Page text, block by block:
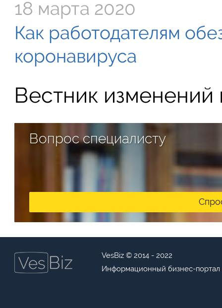
18 марта 2020
Как работодателям
коронавируса
Вестник изменений
Вопрос специалисту
VesBiz © 2014 - 2022
Информационный бизнес-портал